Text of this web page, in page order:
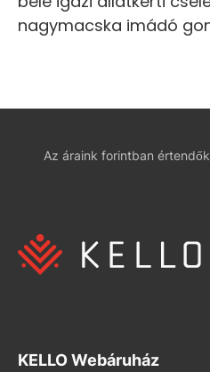
nagymacska imádó
Az áraink forintban
KELLO Webáruház